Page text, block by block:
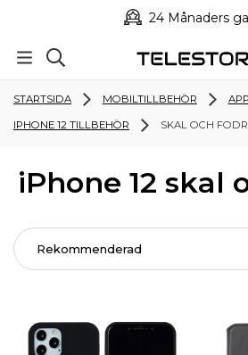
24 Månaders
STARTSIDA MOBILTILLBEHÖR
IPHONE 12 TILLBEHÖR SKAL OCH
iPhone 12 skal